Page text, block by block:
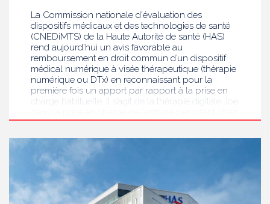
La Commission nationale d'évaluation des
dispositifs médicaux et des technologies de santé
(CNEDiMTS) de la Haute Autorité de santé (HAS)
rend aujourd’hui un avis favorable au
remboursement en droit commun d’un dispositif
médical numérique à visée thérapeutique (thérapie
numérique ou DTx) en reconnaissant pour la
première fois un apport par rapport à la prise en
charge habituelle. Il s’agit de la thérapie digitale Joe
l’enfant de 7 à 11 ans : ce dispositif, composé d’un
implique l’enfant dans la gestion quotidienne de
son traitement. Le remboursement du dispositif par
l’Assurance maladie sera effectif sous réserve d’une
décision en ce sens du ministère chargé de la
Santé.